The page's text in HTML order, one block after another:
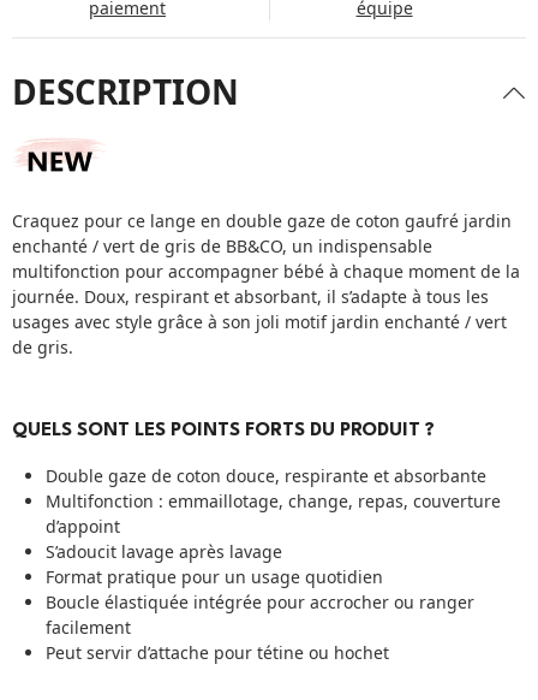
paiement
équipe
DESCRIPTION
Craquez pour ce lange en double gaze de coton gaufré jardin
enchanté / vert de gris de BB&CO, un indispensable
multifonction pour accompagner bébé à chaque moment de la
journée. Doux, respirant et absorbant, il s’adapte à tous les
usages avec style grâce à son joli motif jardin enchanté / vert
de gris.
QUELS SONT LES POINTS FORTS DU PRODUIT ?
Double gaze de coton douce, respirante et absorbante
Multifonction : emmaillotage, change, repas, couverture
d’appoint
S’adoucit lavage après lavage
Format pratique pour un usage quotidien
Boucle élastiquée intégrée pour accrocher ou ranger
facilement
Peut servir d’attache pour tétine ou hochet